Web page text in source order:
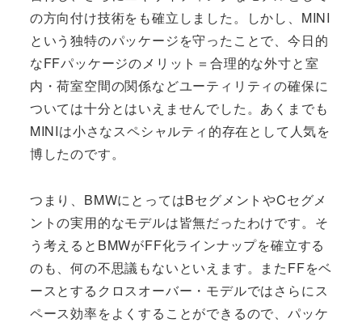
の方向付け技術をも確立しました。しかし、MINI
という独特のパッケージを守ったことで、今日的
なFFパッケージのメリット＝合理的な外寸と室
内・荷室空間の関係などユーティリティの確保に
ついては十分とはいえませんでした。あくまでも
MINIは小さなスペシャルティ的存在として人気を
博したのです。
つまり、BMWにとってはBセグメントやCセグメ
ントの実用的なモデルは皆無だったわけです。そ
う考えるとBMWがFF化ラインナップを確立する
のも、何の不思議もないといえます。またFFをベ
ースとするクロスオーバー・モデルではさらにス
ペース効率をよくすることができるので、パッケ